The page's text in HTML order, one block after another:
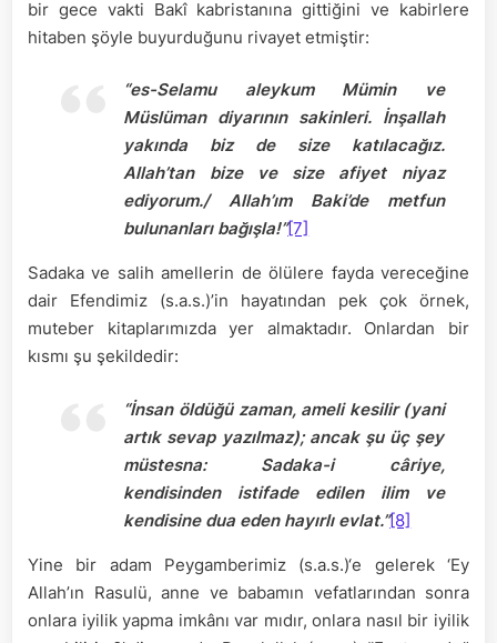
bir gece vakti Bakî kabristanına gittiğini ve kabirlere
hitaben şöyle buyurduğunu rivayet etmiştir:
“es-Selamu aleykum Mümin ve
Müslüman diyarının sakinleri. İnşallah
yakında biz de size katılacağız.
Allah’tan bize ve size afiyet niyaz
ediyorum./ Allah’ım Baki’de metfun
bulunanları bağışla!”[7]
Sadaka ve salih amellerin de ölülere fayda vereceğine
dair Efendimiz (s.a.s.)’in hayatından pek çok örnek,
muteber kitaplarımızda yer almaktadır. Onlardan bir
kısmı şu şekildedir:
“İnsan öldüğü zaman, ameli kesilir (yani
artık sevap yazılmaz); ancak şu üç şey
müstesna: Sadaka-i câriye,
kendisinden istifade edilen ilim ve
kendisine dua eden hayırlı evlat.”[8]
Yine bir adam Peygamberimiz (s.a.s.)‘e gelerek ‘Ey
Allah’ın Rasulü, anne ve babamın vefatlarından sonra
onlara iyilik yapma imkânı var mıdır, onlara nasıl bir iyilik